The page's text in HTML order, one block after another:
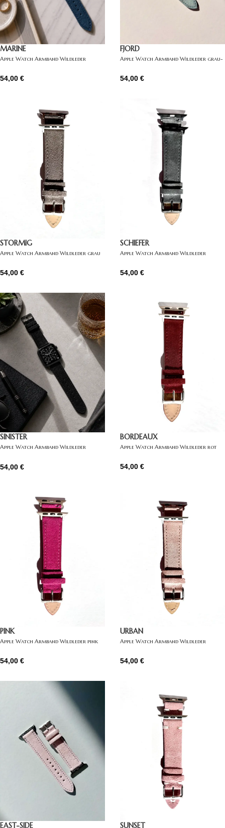
MARINE
Apple Watch Armband Wildleder
54,00 €
FJORD
Apple Watch Armband Wildleder grau-
54,00 €
STORMIG
Apple Watch Armband Wildleder grau
54,00 €
SCHIEFER
Apple Watch Armband Wildleder
54,00 €
SINISTER
Apple Watch Armband Wildleder
54,00 €
BORDEAUX
Apple Watch Armband Wildleder rot
54,00 €
PINK
Apple Watch Armband Wildleder pink
54,00 €
URBAN
Apple Watch Armband Wildleder
54,00 €
EAST-SIDE SUNSET